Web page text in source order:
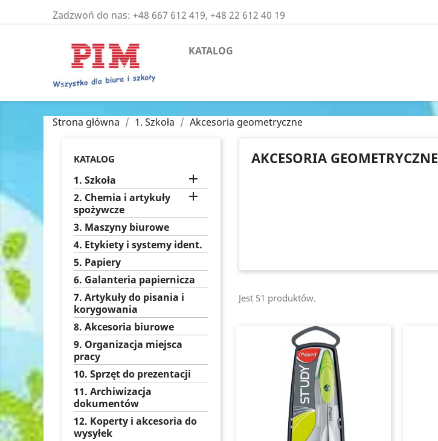
Zadzwoń do nas: +48 667 612 419, +48 22 612 40 19
KATALOG
Strona główna 1. Szkoła Akcesoria geometryczne
KATALOG
1. Szkoła 
2. Chemia i artykuły
spożywcze

3. Maszyny biurowe
4. Etykiety i systemy ident.
5. Papiery
6. Galanteria papiernicza
7. Artykuły do pisania i
korygowania
8. Akcesoria biurowe
9. Organizacja miejsca
pracy
10. Sprzęt do prezentacji
11. Archiwizacja
dokumentów
12. Koperty i akcesoria do
wysyłek
AKCESORIA GEOMETRYCZNE
Jest 51 produktów.